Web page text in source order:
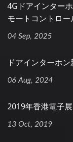
4Gドアインター
モートコントロー
04 Sep, 2025
ドアインターホ
06 Aug, 2024
2019年香港電子展
13 Oct, 2019